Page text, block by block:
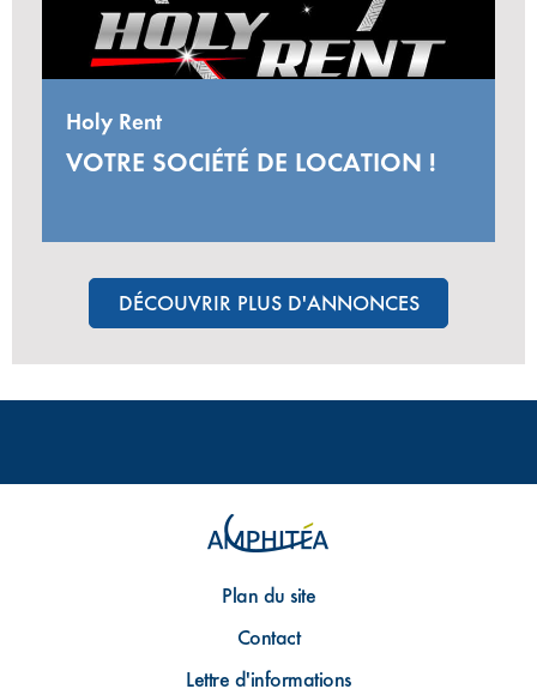
Holy Rent
VOTRE SOCIÉTÉ DE LOCATION !
DÉCOUVRIR PLUS D'ANNONCES
Plan du site
Contact
Lettre d'informations